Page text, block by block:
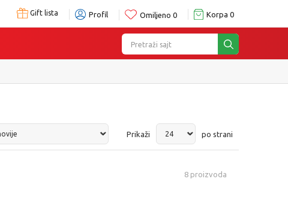
Gift lista Profil Omiljeno 0 Korpa 0
Pretraži sajt
Prikaži po strani
8proizvoda